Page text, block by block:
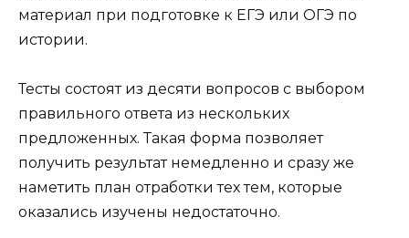
материал при подготовке к ЕГЭ или ОГЭ по
истории.
Тесты состоят из десяти вопросов с выбором
правильного ответа из нескольких
предложенных. Такая форма позволяет
получить результат немедленно и сразу же
наметить план отработки тех тем, которые
оказались изучены недостаточно.